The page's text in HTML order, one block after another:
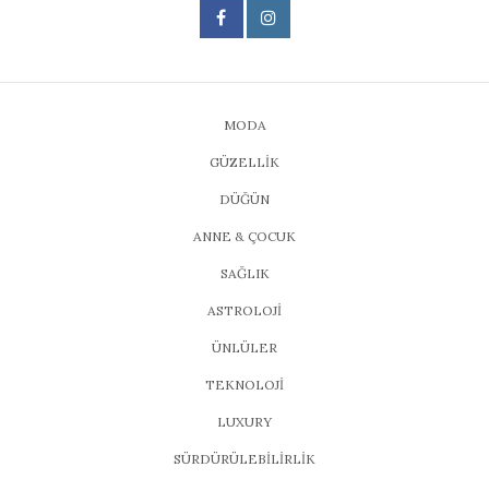
MODA
GÜZELLİK
DÜĞÜN
ANNE & ÇOCUK
SAĞLIK
ASTROLOJİ
ÜNLÜLER
TEKNOLOJİ
LUXURY
SÜRDÜRÜLEBİLİRLİK